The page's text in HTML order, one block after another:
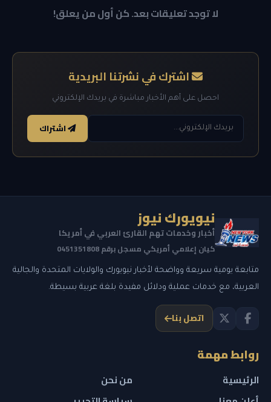
لا توجد تعليقات بعد. كن أول من يعلق!
اشترك في نشرتنا البريدية
احصل على أهم الأخبار مباشرة في بريدك الإلكتروني
اشتراك
نيويورك نيوز
أخبار وخدمات تهم القارئ العربي في أمريكا
كيان إعلامي أمريكي مسجل برقم 0451351808
متابعة يومية سريعة وواضحة لأخبار نيويورك والولايات المتحدة والجالية
العربية، مع خدمات عملية ودلائل مفيدة بلغة عربية بسيطة.
اتصل بنا
روابط مهمة
الرئيسية
من نحن